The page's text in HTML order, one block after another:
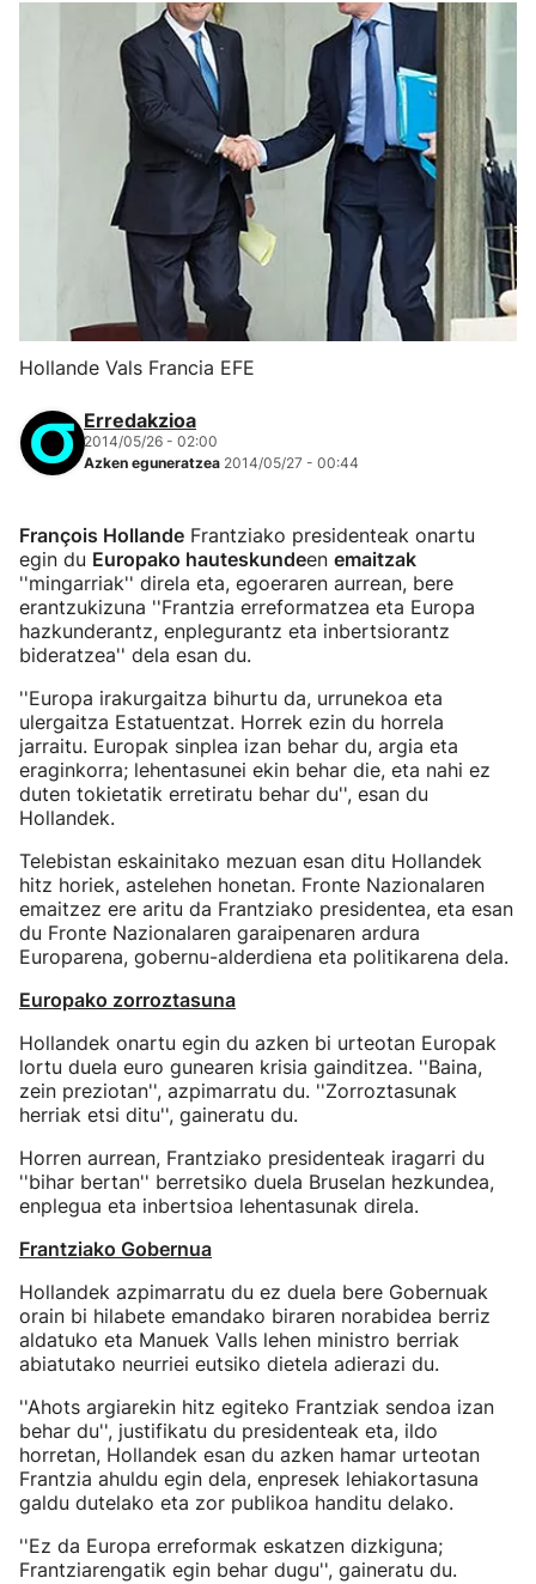
Hollande Vals Francia EFE
Erredakzioa
2014/05/26 - 02:00
Azken eguneratzea 2014/05/27 - 00:44
François Hollande Frantziako presidenteak onartu
egin du Europako hauteskundeen emaitzak
''mingarriak'' direla eta, egoeraren aurrean, bere
erantzukizuna ''Frantzia erreformatzea eta Europa
hazkunderantz, enplegurantz eta inbertsiorantz
bideratzea'' dela esan du.
''Europa irakurgaitza bihurtu da, urrunekoa eta
ulergaitza Estatuentzat. Horrek ezin du horrela
jarraitu. Europak sinplea izan behar du, argia eta
eraginkorra; lehentasunei ekin behar die, eta nahi ez
duten tokietatik erretiratu behar du'', esan du
Hollandek.
Telebistan eskainitako mezuan esan ditu Hollandek
hitz horiek, astelehen honetan. Fronte Nazionalaren
emaitzez ere aritu da Frantziako presidentea, eta esan
du Fronte Nazionalaren garaipenaren ardura
Europarena, gobernu-alderdiena eta politikarena dela.
Europako zorroztasuna
Hollandek onartu egin du azken bi urteotan Europak
lortu duela euro gunearen krisia gainditzea. ''Baina,
zein preziotan'', azpimarratu du. ''Zorroztasunak
herriak etsi ditu'', gaineratu du.
Horren aurrean, Frantziako presidenteak iragarri du
''bihar bertan'' berretsiko duela Bruselan hezkundea,
enplegua eta inbertsioa lehentasunak direla.
Frantziako Gobernua
Hollandek azpimarratu du ez duela bere Gobernuak
orain bi hilabete emandako biraren norabidea berriz
aldatuko eta Manuek Valls lehen ministro berriak
abiatutako neurriei eutsiko dietela adierazi du.
''Ahots argiarekin hitz egiteko Frantziak sendoa izan
behar du'', justifikatu du presidenteak eta, ildo
horretan, Hollandek esan du azken hamar urteotan
Frantzia ahuldu egin dela, enpresek lehiakortasuna
galdu dutelako eta zor publikoa handitu delako.
''Ez da Europa erreformak eskatzen dizkiguna;
Frantziarengatik egin behar dugu'', gaineratu du.